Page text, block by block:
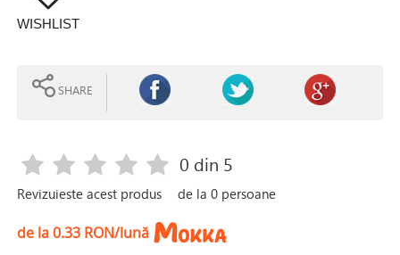
WISHLIST
SHARE
Revizuieste acest produs
0 din 5
de la0 persoane
de la 0.33 RON/lună